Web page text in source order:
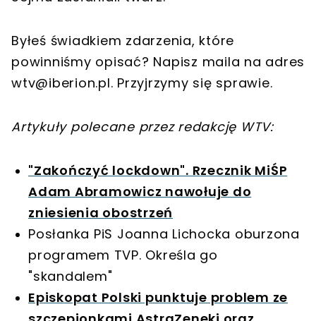
Byłeś świadkiem zdarzenia, które
powinniśmy opisać? Napisz maila na adres
wtv@iberion.pl. Przyjrzymy się sprawie.
Artykuły polecane przez redakcję WTV:
"Zakończyć lockdown". Rzecznik MiŚP
Adam Abramowicz nawołuje do
zniesienia obostrzeń
Posłanka PiS Joanna Lichocka oburzona
programem TVP. Określa go
"skandalem"
Episkopat Polski punktuje problem ze